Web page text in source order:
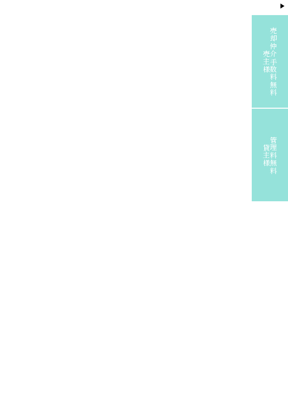
売主様売却仲介手数料無料
貸主様管理料無料